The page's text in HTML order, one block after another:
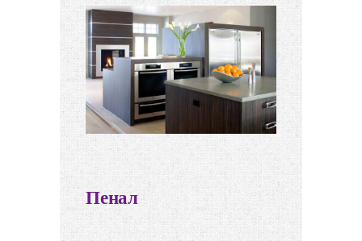
Пенал